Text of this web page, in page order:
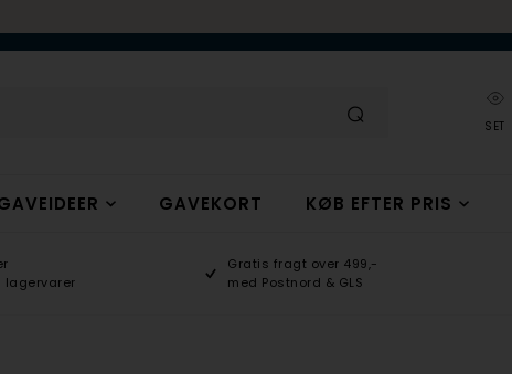
SET
GAVEKORT KØB EFTER PRIS
Gratis fragt over 499,-
med Postnord & GLS